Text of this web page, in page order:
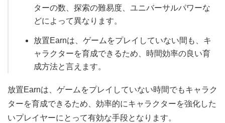
ターの数、探索の難易度、ユニバーサルパワーな
どによって異なります。
放置Earnは、ゲームをプレイしていない間も、キ
ャラクターを育成できるため、時間効率の良い育
成方法と言えます。
放置Earnは、ゲームをプレイしていない時間でもキャラク
ターを育成できるため、効率的にキャラクターを強化した
いプレイヤーにとって有効な手段となります。